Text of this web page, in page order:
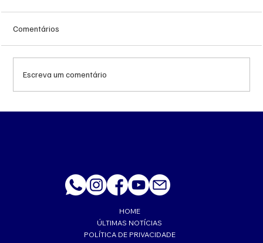
Comentários
Escreva um comentário
HOME
ÚLTIMAS NOTÍCIAS
POLÍTICA DE PRIVACIDADE